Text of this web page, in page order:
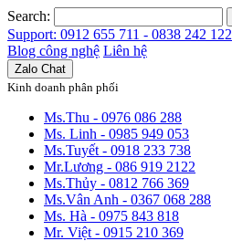
Search:
Support: 0912 655 711 - 0838 242 122
Blog công nghệ Liên hệ
Zalo Chat
Kinh doanh phân phối
Ms.Thu - 0976 086 288
Ms. Linh - 0985 949 053
Ms.Tuyết - 0918 233 738
Mr.Lương - 086 919 2122
Ms.Thủy - 0812 766 369
Ms.Vân Anh - 0367 068 288
Ms. Hà - 0975 843 818
Mr. Việt - 0915 210 369